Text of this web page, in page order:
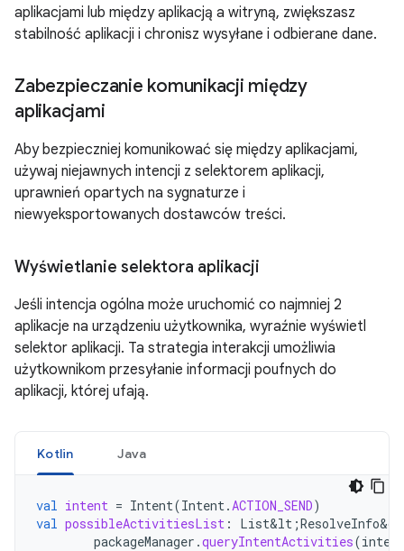
aplikacjami lub między aplikacją a witryną, zwiększasz
stabilność aplikacji i chronisz wysyłane i odbierane dane.
Zabezpieczanie komunikacji między
aplikacjami
Aby bezpieczniej komunikować się między aplikacjami,
używaj niejawnych intencji z selektorem aplikacji,
uprawnień opartych na sygnaturze i
niewyeksportowanych dostawców treści.
Wyświetlanie selektora aplikacji
Jeśli intencja ogólna może uruchomić co najmniej 2
aplikacje na urządzeniu użytkownika, wyraźnie wyświetl
selektor aplikacji. Ta strategia interakcji umożliwia
użytkownikom przesyłanie informacji poufnych do
aplikacji, której ufają.
Kotlin Java
val intent = Intent(Intent.ACTION_SEND)
val possibleActivitiesList : List&lt ;ResolveInfo&gt
packageManager .queryIntentActivities(intent